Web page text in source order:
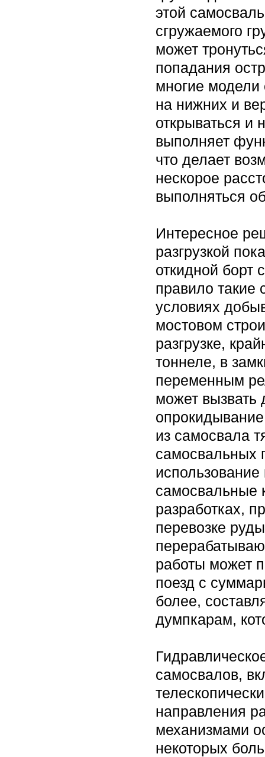
этой
сгружаемого
может
попадания
многие
на нижних и
открываться и
выполняет
что делает
нескорое
выполняться
Интересное
разгрузкой
откидной
правило такие
условиях
мостовом
разгрузке,
тоннеле, в
переменным
может
из самосвала
самосвальных
использование
самосвальные
разработках,
перевозке
работы может
поезд с
более,
думпкарам,
самосвалов,
направления
механизмами
некоторых